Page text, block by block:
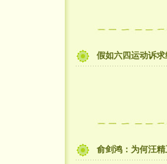
假如六四运动诉
俞剑鸿：为何汪